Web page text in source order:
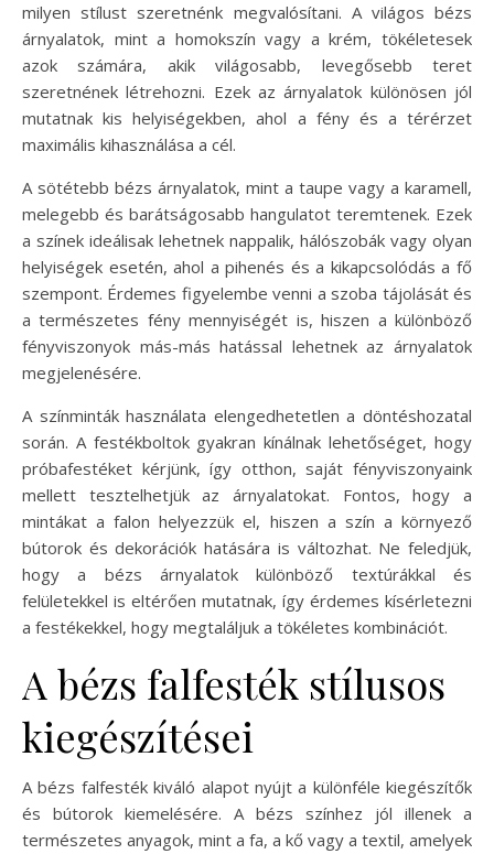
milyen stílust szeretnénk megvalósítani. A világos bézs
árnyalatok, mint a homokszín vagy a krém, tökéletesek
azok számára, akik világosabb, levegősebb teret
szeretnének létrehozni. Ezek az árnyalatok különösen jól
mutatnak kis helyiségekben, ahol a fény és a térérzet
maximális kihasználása a cél.
A sötétebb bézs árnyalatok, mint a taupe vagy a karamell,
melegebb és barátságosabb hangulatot teremtenek. Ezek
a színek ideálisak lehetnek nappalik, hálószobák vagy olyan
helyiségek esetén, ahol a pihenés és a kikapcsolódás a fő
szempont. Érdemes figyelembe venni a szoba tájolását és
a természetes fény mennyiségét is, hiszen a különböző
fényviszonyok más-más hatással lehetnek az árnyalatok
megjelenésére.
A színminták használata elengedhetetlen a döntéshozatal
során. A festékboltok gyakran kínálnak lehetőséget, hogy
próbafestéket kérjünk, így otthon, saját fényviszonyaink
mellett tesztelhetjük az árnyalatokat. Fontos, hogy a
mintákat a falon helyezzük el, hiszen a szín a környező
bútorok és dekorációk hatására is változhat. Ne feledjük,
hogy a bézs árnyalatok különböző textúrákkal és
felületekkel is eltérően mutatnak, így érdemes kísérletezni
a festékekkel, hogy megtaláljuk a tökéletes kombinációt.
A bézs falfesték stílusos
kiegészítései
A bézs falfesték kiváló alapot nyújt a különféle kiegészítők
és bútorok kiemelésére. A bézs színhez jól illenek a
természetes anyagok, mint a fa, a kő vagy a textil, amelyek